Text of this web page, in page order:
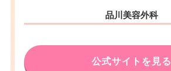
品川美容外科
公式サイトを見る